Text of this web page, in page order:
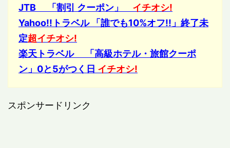
JTB 「割引 クーポン」 イチオシ!
Yahoo!!トラベル 「誰でも10%オフ!!」終了未
定超イチオシ!
楽天トラベル 「高級ホテル・旅館クーポ
ン」0と5がつく日 イチオシ!
スポンサードリンク